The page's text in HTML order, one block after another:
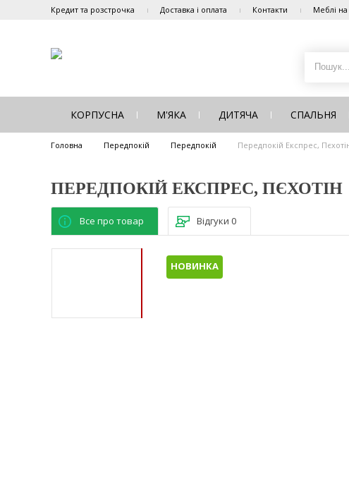
Кредит та розстрочка Доставка і оплата Контакти Меблі
КОРПУСНА М'ЯКА ДИТЯЧА СПАЛЬНЯ
Головна Передпокій Передпокій Передпокій Експрес,
ПЕРЕДПОКІЙ ЕКСПРЕС, ПЄХОТІН
Все про товар Відгуки 0
НОВИНКА